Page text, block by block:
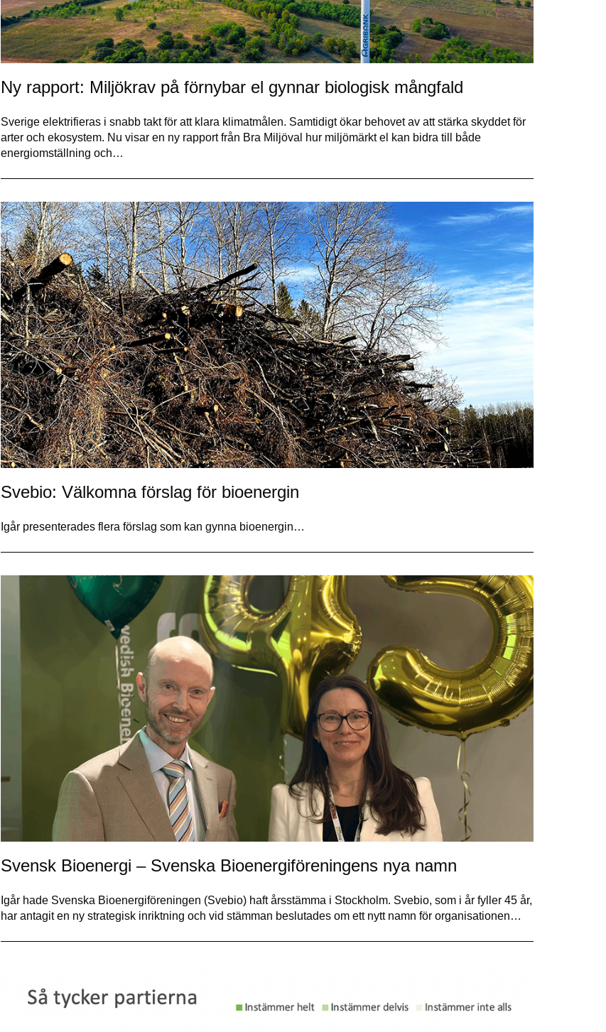
Ny rapport: Miljökrav på förnybar el gynnar biologisk mångfald
Sverige elektrifieras i snabb takt för att klara klimatmålen. Samtidigt ökar behovet av att stärka skyddet för
arter och ekosystem. Nu visar en ny rapport från Bra Miljöval hur miljömärkt el kan bidra till både
energiomställning och…
Svebio: Välkomna förslag för bioenergin
Igår presenterades flera förslag som kan gynna bioenergin…
Svensk Bioenergi – Svenska Bioenergiföreningens nya namn
Igår hade Svenska Bioenergiföreningen (Svebio) haft årsstämma i Stockholm. Svebio, som i år fyller 45 år,
har antagit en ny strategisk inriktning och vid stämman beslutades om ett nytt namn för organisationen…